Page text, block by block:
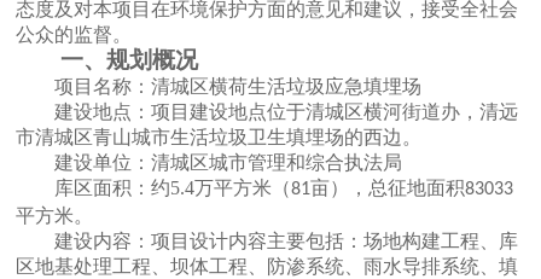
态度及对本项目在环境保护方面的意见和建议，接受全社会
公众的监督。
一、规划概况
项目名称：清城区横荷生活垃圾应急填埋场
建设地点：项目建设地点位于清城区横河街道办，清远
市清城区青山城市生活垃圾卫生填埋场的西边。
建设单位：清城区城市管理和综合执法局
库区面积：约5.4万平方米（81亩），总征地面积83033
平方米。
建设内容：项目设计内容主要包括：场地构建工程、库
区地基处理工程、坝体工程、防渗系统、雨水导排系统、填